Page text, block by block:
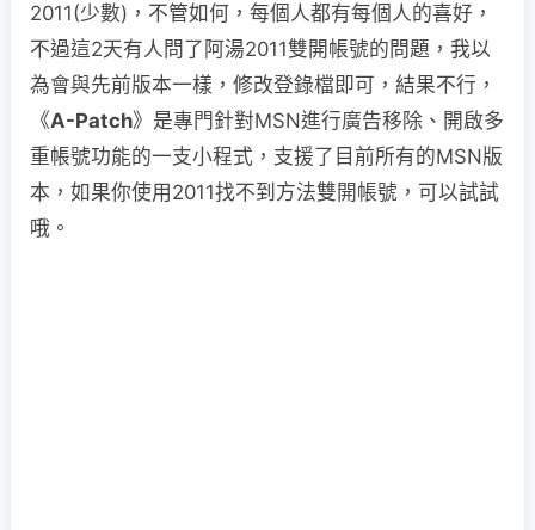
2011(少數)，不管如何，每個人都有每個人的喜好，
不過這2天有人問了阿湯2011雙開帳號的問題，我以
為會與先前版本一樣，修改登錄檔即可，結果不行，
《A-Patch》是專門針對MSN進行廣告移除、開啟多
重帳號功能的一支小程式，支援了目前所有的MSN版
本，如果你使用2011找不到方法雙開帳號，可以試試
哦。